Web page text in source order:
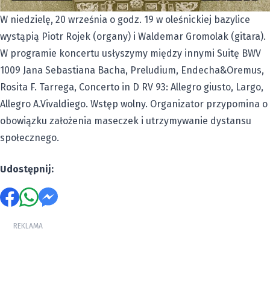
W niedzielę, 20 września o godz. 19 w oleśnickiej bazylice
wystąpią Piotr Rojek (organy) i Waldemar Gromolak (gitara).
W programie koncertu usłyszymy między innymi Suitę BWV
1009 Jana Sebastiana Bacha, Preludium, Endecha&Oremus,
Rosita F. Tarrega, Concerto in D RV 93: Allegro giusto, Largo,
Allegro A.Vivaldiego. Wstęp wolny. Organizator przypomina o
obowiązku założenia maseczek i utrzymywanie dystansu
społecznego.
Udostępnij:
REKLAMA